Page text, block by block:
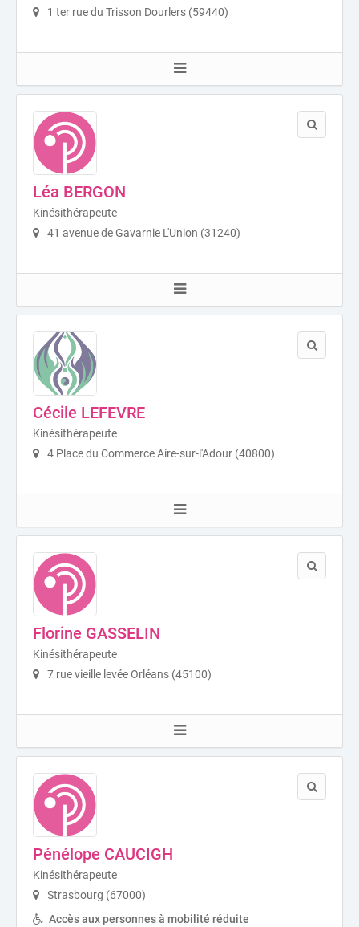
1 ter rue du Trisson Dourlers (59440)
Léa BERGON
Kinésithérapeute
41 avenue de Gavarnie L'Union (31240)
Cécile LEFEVRE
Kinésithérapeute
4 Place du Commerce Aire-sur-l'Adour (40800)
Florine GASSELIN
Kinésithérapeute
7 rue vieille levée Orléans (45100)
Pénélope CAUCIGH
Kinésithérapeute
Strasbourg (67000)
Accès aux personnes à mobilité réduite